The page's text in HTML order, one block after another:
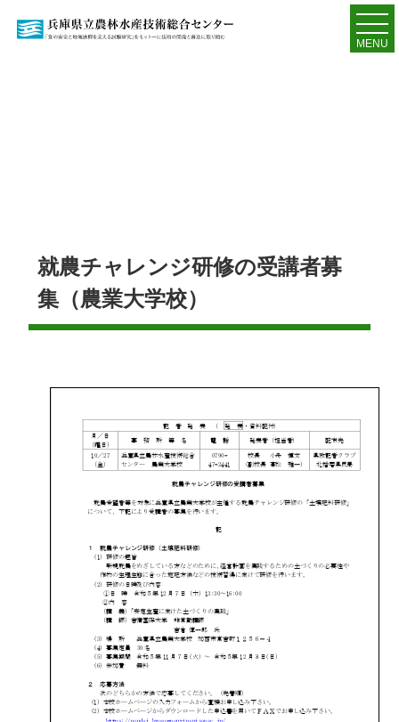
MENU
就農チャレンジ研修の受講者募
集（農業大学校）